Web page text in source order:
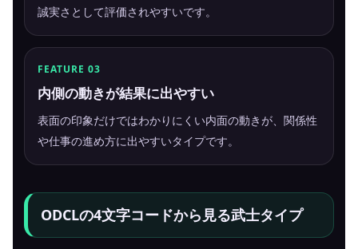
誠実さとして評価されやすいです。
FEATURE 03
内側の動きが結果に出やすい
表面の印象だけではわかりにくい内面の動きが、関係性
や仕事の進め方に出やすいタイプです。
ODCLの4文字コードから見る武士タイプ